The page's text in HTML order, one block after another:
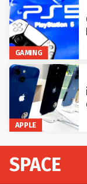
GAMING
APPLE
SPACE